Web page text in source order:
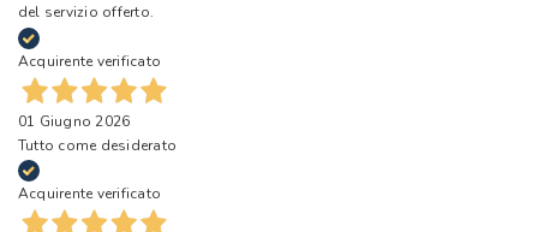
del servizio offerto.
Acquirente verificato
01 Giugno 2026
Tutto come desiderato
Acquirente verificato